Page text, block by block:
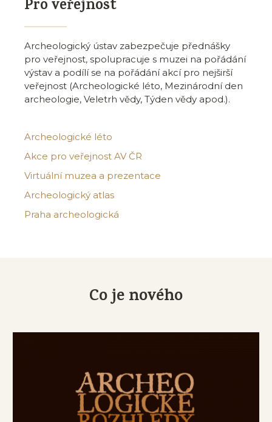
Pro veřejnost
Archeologický ústav zabezpečuje přednášky
pro veřejnost, spolupracuje s muzei na pořádání
výstav a podílí se na pořádání akcí pro nejširší
veřejnost (Archeologické léto, Mezinárodní den
archeologie, Veletrh vědy, Týden vědy apod.).
Archeologické léto
Akce pro veřejnost AV ČR
Virtuální muzea a prezentace
Archeologický atlas
Praha archeologická
Co je nového